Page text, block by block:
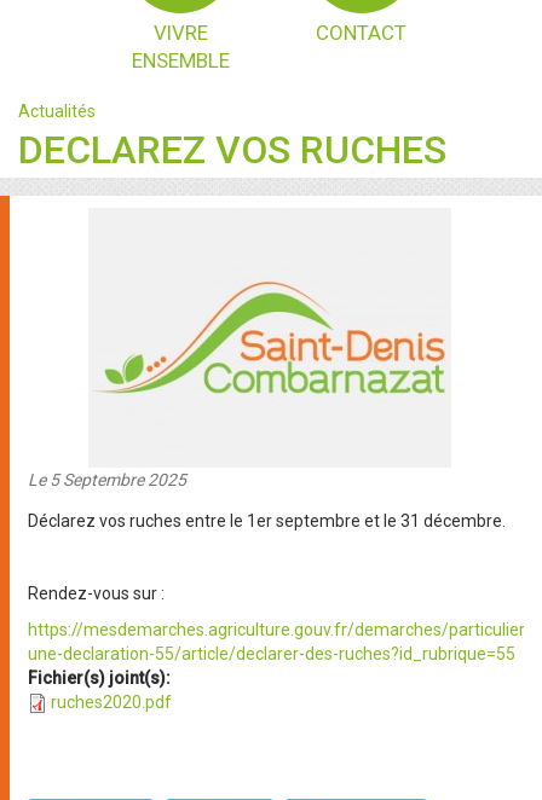
VIVRE
ENSEMBLE
CONTACT
Actualités
DECLAREZ VOS RUCHES
Le 5 Septembre 2025
Déclarez vos ruches entre le 1er septembre et le 31 décembre.
Rendez-vous sur :
https://mesdemarches.agriculture.gouv.fr/demarches/particulier/
une-declaration-55/article/declarer-des-ruches?id_rubrique=55
Fichier(s) joint(s):
ruches2020.pdf